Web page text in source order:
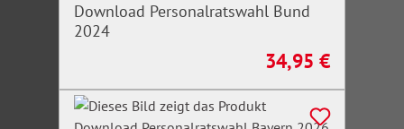
Download Personalratswahl Bund
2024
Regulärer Preis:
34,95 €